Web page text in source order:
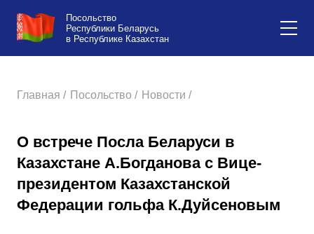
Посольство
Республики Беларусь
в Республике Казахстан
Главная / Посольство / Новости /
О встрече Посла Беларуси в
Казахстане А.Богданова с Вице-
президентом Казахстанской
Федерации гольфа К.Дуйсеновым